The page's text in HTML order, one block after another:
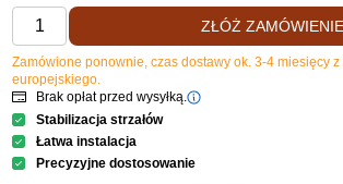
ZŁÓŻ ZAMÓWIENIE
Zamówione ponownie, czas dostawy ok. 3-4 miesięcy z
europejskiego.
Brak opłat przed wysyłką.
Stabilizacja strzałów
Łatwa instalacja
Precyzyjne dostosowanie